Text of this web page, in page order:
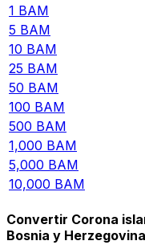
1 BAM
5 BAM
10 BAM
25 BAM
50 BAM
100 BAM
500 BAM
1,000 BAM
5,000 BAM
10,000 BAM
Convertir Corona
Bosnia y Herzegovina